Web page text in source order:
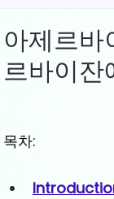
아제르
르바이잔
목차: